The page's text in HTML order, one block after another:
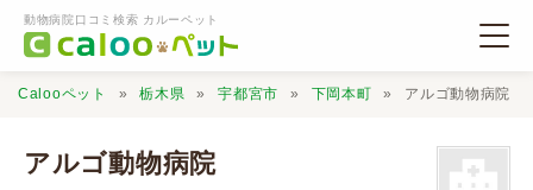
動物病院口コミ検索 カルーペット
Calooペット 栃木県 宇都宮市 下岡本町 アルゴ動物病院
アルゴ動物病院